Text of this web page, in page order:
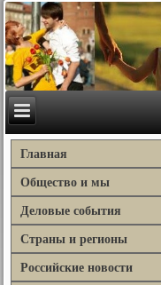
Главная
Общество и мы
Деловые события
Страны и регионы
Российские новости